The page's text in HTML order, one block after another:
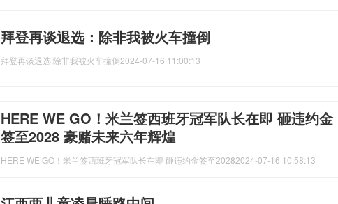
拜登再谈退选：除非我被火车撞倒
拜登再谈退选:除非我被火车撞倒2024-07-16 11:00:13
HERE WE GO！米兰签西班牙冠军队长在即 砸违约金
签至2028 豪赌未来六年辉煌
HERE WE GO！米兰签西班牙冠军队长在即 砸违约金签至20282024-07-16 10:58:13